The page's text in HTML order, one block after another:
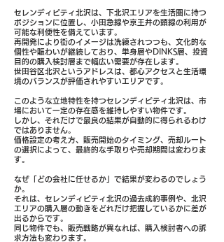
セレンディピティ北沢は、下北沢エリアを生活圏に持つ
ポジションに位置し、小田急線や京王井の頭線の利用が
可能な利便性を備えています。
再開発により街のイメージは洗練されつつも、文化的な
個性や賑わいが継続しており、単身層やDINKS層、投資
目的の購入検討層まで幅広い需要が存在します。
世田谷区北沢というアドレスは、都心アクセスと生活環
境のバランスが評価されやすいエリアです。
このような立地特性を持つセレンディピティ北沢は、市
場において一定の存在感を維持しやすい物件です。
しかし、それだけで最良の結果が自動的に得られるわけ
ではありません。
価格設定の考え方、販売開始のタイミング、売却ルート
の選択によって、最終的な手取りや売却期間は変わりま
す。
なぜ「どの会社に任せるか」で結果が変わるのでしょう
か。
それは、セレンディピティ北沢の過去成約事例や、北沢
エリアの購入層の動きをどれだけ把握しているかに差が
出るからです。
同じ物件でも、販売戦略が異なれば、購入検討者への訴
求方法も変わります。